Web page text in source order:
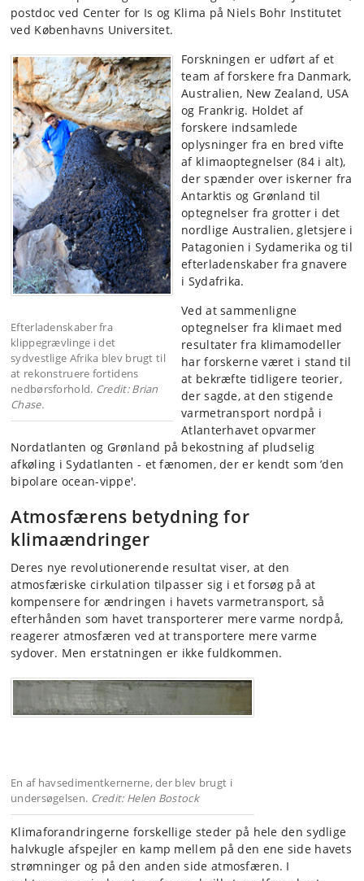
postdoc ved Center for Is og Klima på Niels Bohr Institutet
ved Københavns Universitet.
Efterladenskaber fra
klippegrævlinge i det
sydvestlige Afrika blev brugt til
at rekonstruere fortidens
nedbørsforhold. Credit: Brian
Chase.
Forskningen er udført af et
team af forskere fra Danmark,
Australien, New Zealand, USA
og Frankrig. Holdet af
forskere indsamlede
oplysninger fra en bred vifte
af klimaoptegnelser (84 i alt),
der spænder over iskerner fra
Antarktis og Grønland til
optegnelser fra grotter i det
nordlige Australien, gletsjere i
Patagonien i Sydamerika og til
efterladenskaber fra gnavere
i Sydafrika.
Ved at sammenligne
optegnelser fra klimaet med
resultater fra klimamodeller
har forskerne været i stand til
at bekræfte tidligere teorier,
der sagde, at den stigende
varmetransport nordpå i
Atlanterhavet opvarmer
Nordatlanten og Grønland på bekostning af pludselig
afkøling i Sydatlanten - et fænomen, der er kendt som ’den
bipolare ocean-vippe'.
Atmosfærens betydning for
klimaændringer
Deres nye revolutionerende resultat viser, at den
atmosfæriske cirkulation tilpasser sig i et forsøg på at
kompensere for ændringen i havets varmetransport, så
efterhånden som havet transporterer mere varme nordpå,
reagerer atmosfæren ved at transportere mere varme
sydover. Men erstatningen er ikke fuldkommen.
En af havsedimentkernerne, der blev brugt i
undersøgelsen. Credit: Helen Bostock
Klimaforandringerne forskellige steder på hele den sydlige
halvkugle afspejler en kamp mellem på den ene side havets
strømninger og på den anden side atmosfæren. I